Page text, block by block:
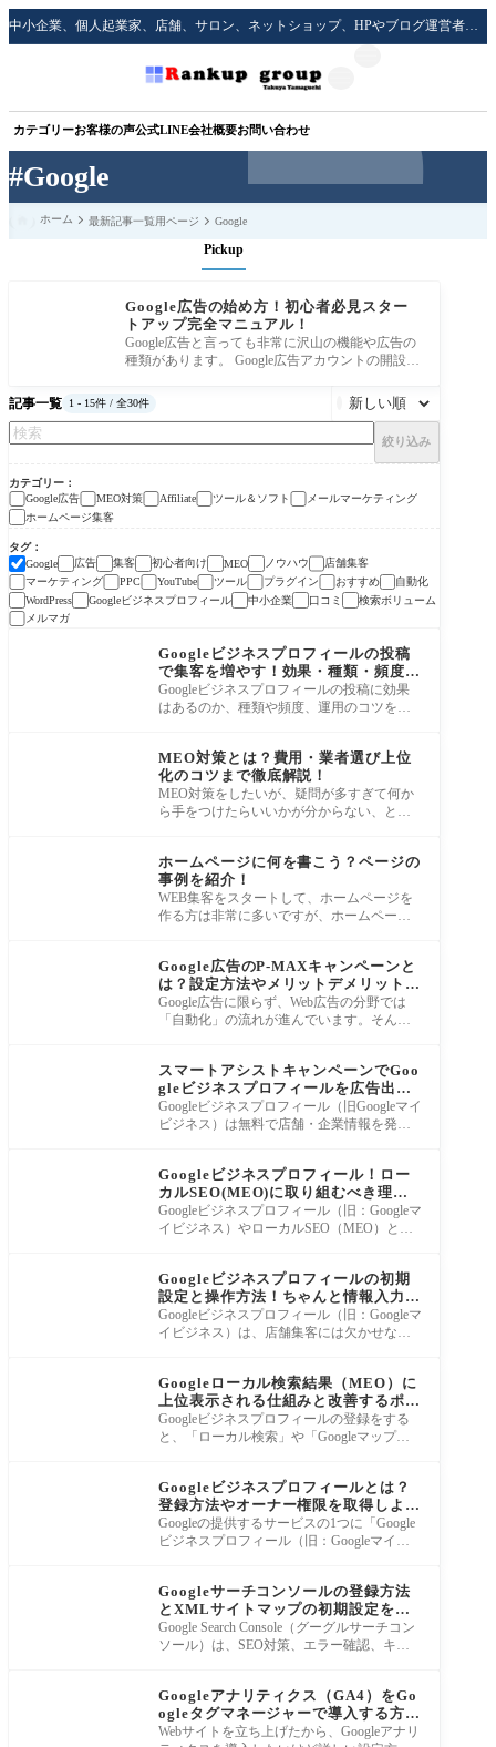
#Google
中小企業、個人起業家、店舗、サロン、ネットショップ、HPやブログ運営者のための実践的な集客方法をサポート！
カテゴリーお客様の声公式LINE会社概要お問い合わせ
ホーム 最新記事一覧用ページ Google
Pickup
Google広告の始め方！初心者必見スター
トアップ完全マニュアル！
Google広告と言っても非常に沢山の機能や広告の
種類があります。 Google広告アカウントの開設や
記事一覧
1 - 15件 / 全30件
絞り込み
カテゴリー
Google広告
MEO対策 Affiliate ツール＆ソフト
メールマーケティング
ホームページ集客
タグ
Google
広告 集客 初心者向け MEO ノウハウ
店舗集客
マーケティング
PPC YouTube ツール プラグイン おすすめ
自動化
WordPress
Googleビジネスプロフィール 中小企業 口コミ
検索ボリューム
メルマガ
Googleビジネスプロフィールの投稿
で集客を増やす！効果・種類・頻度を
完全解説
Googleビジネスプロフィールの投稿に効果
はあるのか、種類や頻度、運用のコツを店
MEO対策とは？費用・業者選び上位
化のコツまで徹底解説！
MEO対策をしたいが、疑問が多すぎて何か
ら手をつけたらいいかが分からない、とい
ホームページに何を書こう？ページの
事例を紹介！
WEB集客をスタートして、ホームページを
作る方は非常に多いですが、ホームページ
Google広告のP-MAXキャンペーンと
は？設定方法やメリットデメリットを
解説！
Google広告に限らず、Web広告の分野では
「自動化」の流れが進んでいます。そんな
スマートアシストキャンペーンでGoo
gleビジネスプロフィールを広告出稿
する方法
Googleビジネスプロフィール（旧Googleマイ
ビジネス）は無料で店舗・企業情報を発信
Googleビジネスプロフィール！ロー
カルSEO(MEO)に取り組むべき理由
と７つのメリット
Googleビジネスプロフィール（旧：Googleマ
イビジネス）やローカルSEO（MEO）とい
Googleビジネスプロフィールの初期
設定と操作方法！ちゃんと情報入力し
てますか？
Googleビジネスプロフィール（旧：Googleマ
イビジネス）は、店舗集客には欠かせない
Googleローカル検索結果（MEO）に
上位表示される仕組みと改善するポイ
ント
Googleビジネスプロフィールの登録をする
と、「ローカル検索」や「Googleマップ
Googleビジネスプロフィールとは？
登録方法やオーナー権限を取得しよ
う！
Googleの提供するサービスの1つに「Google
ビジネスプロフィール（旧：Googleマイビ
Googleサーチコンソールの登録方法
とXMLサイトマップの初期設定を解
説！
Google Search Console（グーグルサーチコン
ソール）は、SEO対策、エラー確認、キー
Googleアナリティクス（GA4）をGo
ogleタグマネージャーで導入する方
法！
Webサイトを立ち上げたから、Googleアナリ